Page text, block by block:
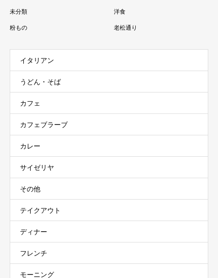
未分類 洋食
粉もの 老松通り
イタリアン
うどん・そば
カフェ
カフェブラーブ
カレー
サイゼリヤ
その他
テイクアウト
ディナー
フレンチ
モーニング